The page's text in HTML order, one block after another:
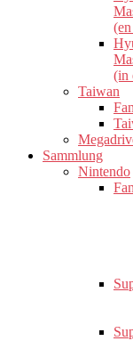
(in
Taiwan
Sammlung
Nintendo